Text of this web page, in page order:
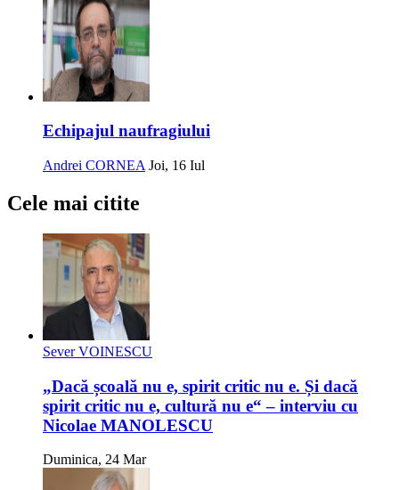
Echipajul naufragiului
Andrei CORNEA Joi, 16 Iul
Cele mai citite
Sever VOINESCU
„Dacă școală nu e, spirit critic nu e. Și dacă
spirit critic nu e, cultură nu e“ – interviu cu
Nicolae MANOLESCU
Duminica, 24 Mar